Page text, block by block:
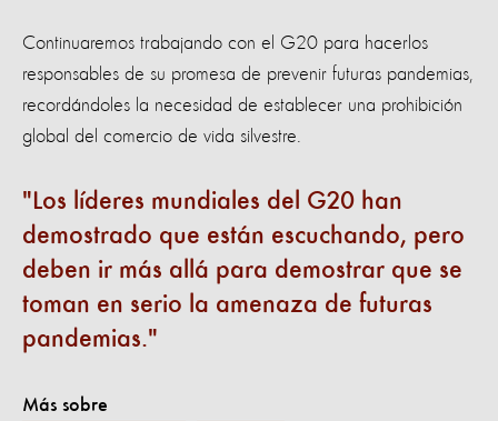
Continuaremos trabajando con el G20 para hacerlos
responsables de su promesa de prevenir futuras pandemias,
recordándoles la necesidad de establecer una prohibición
global del comercio de vida silvestre.
Los líderes mundiales del G20 han
demostrado que están escuchando, pero
deben ir más allá para demostrar que se
toman en serio la amenaza de futuras
pandemias.
Más sobre